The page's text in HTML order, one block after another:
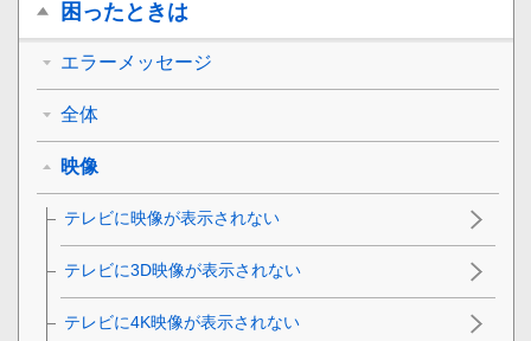
困ったときは
エラーメッセージ
全体
映像
テレビに映像が表示されない
テレビに3D映像が表示されない
テレビに4K映像が表示されない